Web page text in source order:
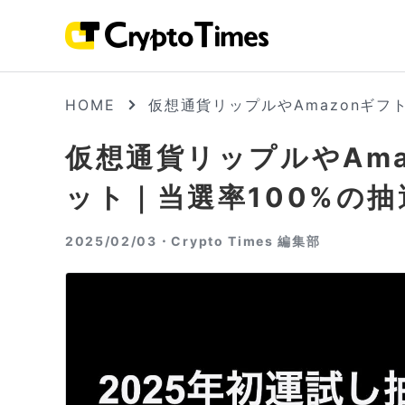
HOME 仮想通貨リップルやAmazonギフ
仮想通貨リップルや
ット｜当選率100%の
2025/02/03・Crypto Times 編集部